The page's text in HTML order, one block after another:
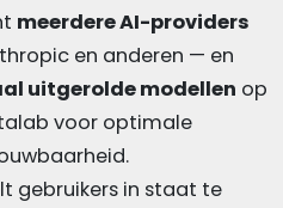
meerdere AI-providers
en anderen — en
uitgerolde modellen op
voor optimale
gebruikers in staat te